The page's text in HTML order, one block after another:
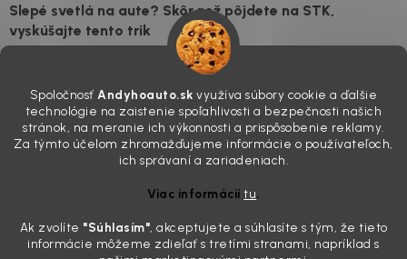
Spoločnosť Andyhoauto.sk využíva súbory cookie a ďalšie
technológie na zaistenie spoľahlivosti a bezpečnosti našich
stránok, na meranie ich výkonnosti a prispôsobenie reklamy.
Za týmto účelom zhromažďujeme informácie o používateľoch,
ich správaní a zariadeniach.
Viac informáciítu.
Ak zvolíte "Súhlasím", akceptujete a súhlasíte s tým, že tieto
informácie môžeme zdieľať s tretími stranami, napríklad s
Slepé svetlá na aute? Skôr než pôjdete na STK,
vyskúšajte tento trik
skutočnosti je? Často za to môžu práve „slepé“ svetlomety. Ten
mliečny, drsný povrch nie je len estetická vada. Keď slnko a soľ urobia
svoje, plexisklo začne svetlo rozptyľovať namiesto to...
Zabudnite na handru. Ak chcete mať auto naozaj čisté,
Poznáte ten moment. Vonku svieti slnko, vy sedíte v čerstvo
„upratanom“ aute, no pri pohľade na palubnú dosku vás ide poraziť. V